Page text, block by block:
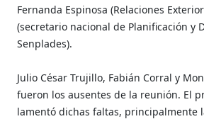
Fernanda Espinosa (Relaciones
(secretario nacional de Planificación y
Senplades).
Julio César Trujillo, Fabián Corral y
fueron los ausentes de la reunión. El
lamentó dichas faltas, principalmente